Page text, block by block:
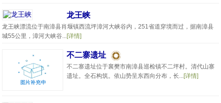
龙王峡
龙王峡漂流位于南漳县肖堰镇西流坪漳河大峡谷内，251省道穿境而过，据南漳县
城55公里，漳河大峡谷...[详情]
不二寨遗址
不二寨遗址位于襄樊市南漳县巡检镇不二坪村。清代山寨
遗址。全石构筑。依山势呈东西向分布，长...[详情]